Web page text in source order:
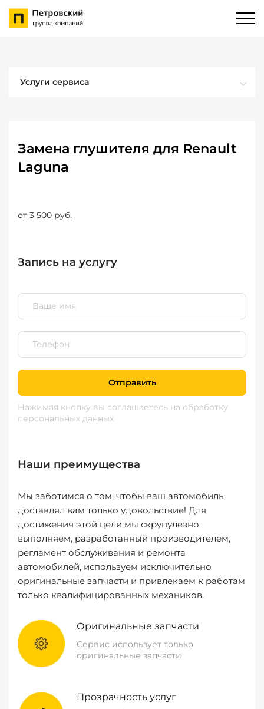
Услуги сервиса
Замена глушителя для Renault
Laguna
от 3 500 руб.
Запись на услугу
Отправить
Нажимая кнопку вы соглашаетесь на обработку
персональных данных
Наши преимущества
Мы заботимся о том, чтобы ваш автомобиль
доставлял вам только удовольствие! Для
достижения этой цели мы скрупулезно
выполняем, разработанный производителем,
регламент обслуживания и ремонта
автомобилей, используем исключительно
оригинальные запчасти и привлекаем к работам
только квалифицированных механиков.
Оригинальные запчасти
Сервис использует только
оригинальные запчасти
Прозрачность услуг